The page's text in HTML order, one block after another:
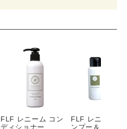
FLF レニーム コン
ディショナー
FLF レニーム
ンプー＆コンデ